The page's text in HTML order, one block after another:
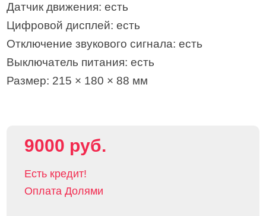
Датчик движения: есть
Цифровой дисплей: есть
Отключение звукового сигнала: есть
Выключатель питания: есть
Размер: 215 × 180 × 88 мм
9000 руб.
Есть кредит!
Оплата Долями